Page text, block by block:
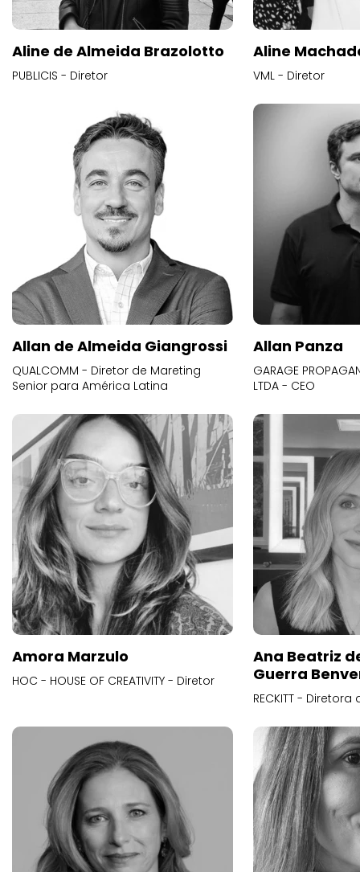
Aline de Almeida Brazolotto
PUBLICIS - Diretor
Aline
VML - Diretor
Allan de Almeida Giangrossi
QUALCOMM - Diretor de Mareting
Senior para América Latina
Allan Panza
GARAGE
LTDA - CEO
Amora Marzulo
HOC - HOUSE OF CREATIVITY - Diretor
Ana Beatriz
Guerra
RECKITT -